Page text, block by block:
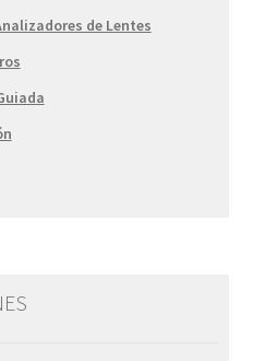
de Lentes